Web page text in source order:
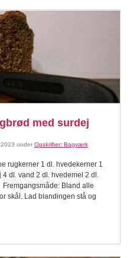
med surdej
under Opskrifter: Bagværk
rugkerner 1 dl. hvedekerner 1
dl. vand 2 dl. hvedemel 2 dl.
Bland alle
skål. Lad blandingen stå og